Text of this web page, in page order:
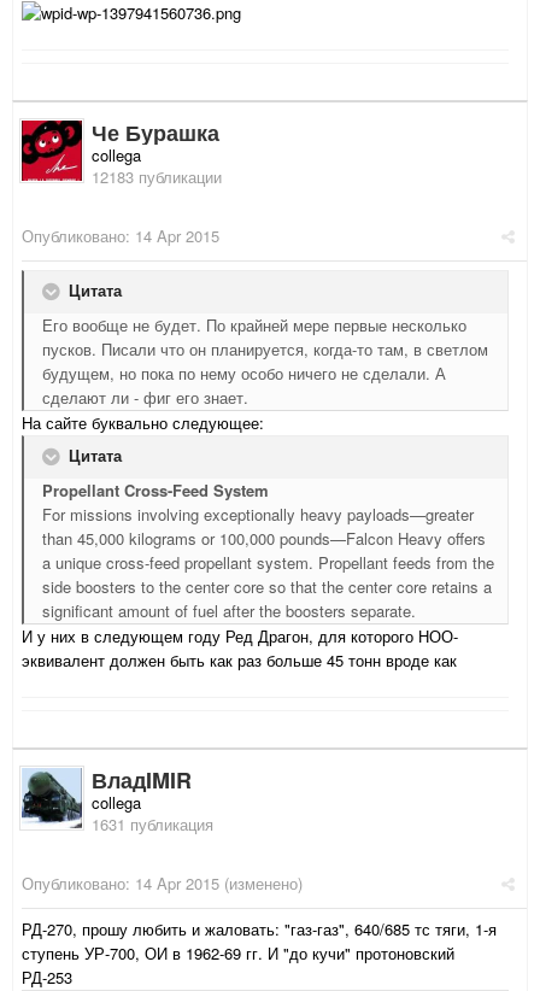
Че Бурашка
collega
12183 публикации
Опубликовано: 14 Apr 2015
Цитата
Его вообще не будет. По крайней мере первые несколько
пусков. Писали что он планируется, когда-то там, в светлом
будущем, но пока по нему особо ничего не сделали. А
сделают ли - фиг его знает.
На сайте буквально следующее:
Цитата
Propellant Cross-Feed System
For missions involving exceptionally heavy payloads—greater
than 45,000 kilograms or 100,000 pounds—Falcon Heavy offers
a unique cross-feed propellant system. Propellant feeds from the
side boosters to the center core so that the center core retains a
significant amount of fuel after the boosters separate.
И у них в следующем году Ред Драгон, для которого НОО-
эквивалент должен быть как раз больше 45 тонн вроде как
ВладIMIR
collega
1631 публикация
Опубликовано: 14 Apr 2015 (изменено)
РД-270, прошу любить и жаловать: "газ-газ", 640/685 тс тяги, 1-я
ступень УР-700, ОИ в 1962-69 гг. И "до кучи" протоновский
РД-253